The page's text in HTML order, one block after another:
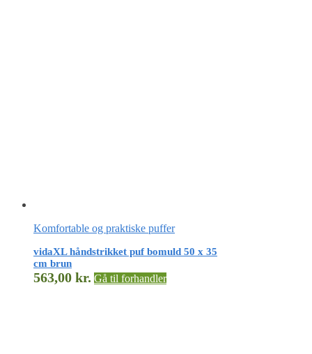
Komfortable og praktiske puffer
vidaXL håndstrikket puf bomuld 50 x 35
cm brun
563,00 kr. Gå til forhandler